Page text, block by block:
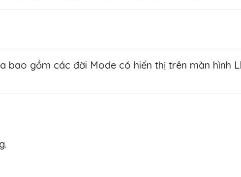
bao gồm các đời Mode có hiển thị trên màn hình